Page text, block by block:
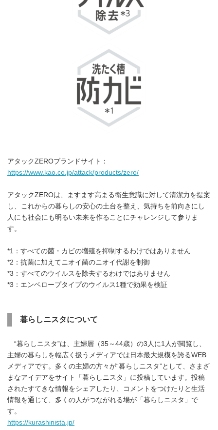
アタックZEROブランドサイト：
https://www.kao.co.jp/attack/products/zero/
アタックZEROは、ますます高まる衛生意識に対して清潔力を提案
し、これからの暮らしの安心の土台を整え、気持ちを前向きにし
人にも社会にも明るい未来を作ることにチャレンジして参りま
す。
*1：すべての菌・カビの増殖を抑制するわけではありません
*2：抗菌に加えてニオイ菌のニオイ代謝を制御
*3：すべてのウイルスを除去するわけではありません
*3：エンベロープタイプのウイルス1種で効果を検証
暮らしニスタについて
“暮らしニスタ”は、主婦層（35～44歳）の3人に1人が閲覧し、
主婦の暮らしを幅広く扱うメディアでは日本最大規模を誇るWEB
メディアです。多くの主婦の方々が“暮らしニスタ”として、さまざ
まなアイデアをサイト「暮らしニスタ」に投稿しています。投稿
されたすてきな情報をシェアしたり、コメントをつけたりと生活
情報を通じて、多くの人がつながれる場が「暮らしニスタ」で
す。
https://kurashinista.jp/
Japanese